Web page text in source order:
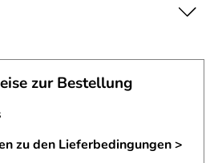
Preis 1.650 inkl. der derzeit
richten sich nach
zur Bestellung
zu den Lieferbedingungen >